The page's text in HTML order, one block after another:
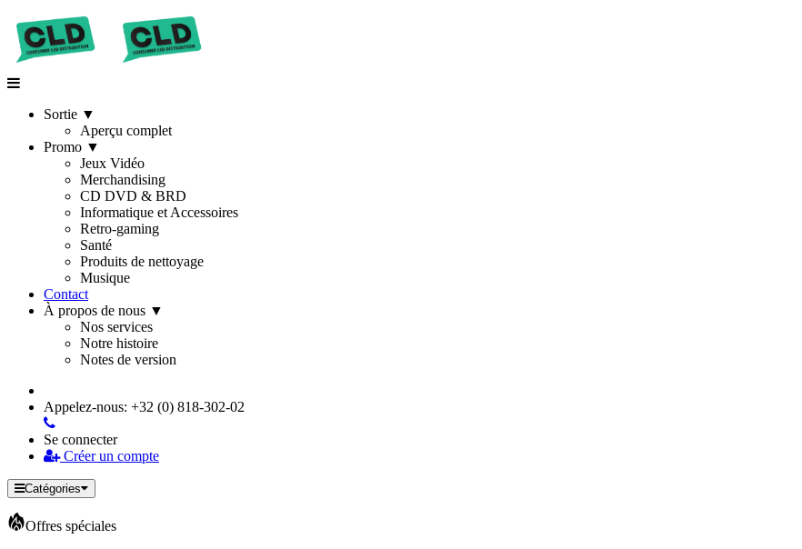
Sortie ▼
Aperçu complet
Promo ▼
Jeux Vidéo
Merchandising
CD DVD & BRD
Informatique et Accessoires
Retro-gaming
Santé
Produits de nettoyage
Musique
Contact
À propos de nous ▼
Nos services
Notre histoire
Notes de version
Appelez-nous: +32 (0) 818-302-02
Se connecter
Créer un compte
Catégories
Offres spéciales